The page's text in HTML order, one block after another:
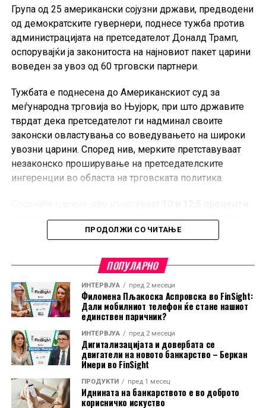
Група од 25 американски сојузни држави, предводени
од демократските гувернери, поднесе тужба против
администрацијата на претседателот Доналд Трамп,
оспорувајќи ја законитоста на најновиот пакет царини
воведен за увоз од 60 трговски партнери.
Тужбата е поднесена до Американскиот суд за
меѓународна трговија во Њујорк, при што државите
тврдат дека претседателот ги надминал своите
законски овластувања со воведувањето на широки
увозни царини. Според нив, мерките претставуваат
незаконско проширување на претседателските
ингеренции во областа на трговската политика.
стапија во сила на 24 јули и се однесуваат на увоз од
60 трговски партнери, меѓу кои е и Европската Унија.
тврдењето дека засегнатите земји не преземаат
доволно активности за спречување на увоз на
производи изработени со принудна работа.
Ова е најновото во низата правни оспорувања на
трговската политика на Трамп. Претходно, повеќе
американски компании успеаја да издејствуваат
судски одлуки против дел од неговите царински
мерки, но администрацијата продолжи со
воведување нови ограничувања.
ПРОДОЛЖИ СО ЧИТАЊЕ
ПОПУЛАРНО
ИНТЕРВЈУА пред 2 месеци
Филомена Пљакоска Аспровска во FinSight:
Дали мобилниот телефон ќе стане нашиот
единствен паричник?
ИНТЕРВЈУА пред 2 месеци
Дигитализацијата и довербата се
двигатели на новото банкарство – Беркан
Имери во FinSight
ПРОДУКТИ пред 1 месец
Иднината на банкарството е во доброто
корисничко искуство